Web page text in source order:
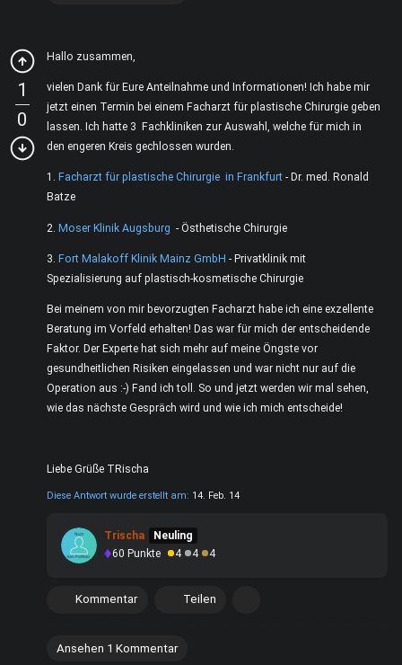
1
0
Hallo zusammen,
vielen Dank für Eure Anteilnahme und Informationen! Ich habe mir
jetzt einen Termin bei einem Facharzt für plastische Chirurgie geben
lassen. Ich hatte 3 Fachkliniken zur Auswahl, welche für mich in
den engeren Kreis gechlossen wurden.
1. Facharzt für plastische Chirurgie in Frankfurt - Dr. med. Ronald
Batze
2. Moser Klinik Augsburg - Östhetische Chirurgie
3. Fort Malakoff Klinik Mainz GmbH - Privatklinik mit
Spezialisierung auf plastisch-kosmetische Chirurgie
Bei meinem von mir bevorzugten Facharzt habe ich eine exzellente
Beratung im Vorfeld erhalten! Das war für mich der entscheidende
Faktor. Der Experte hat sich mehr auf meine Öngste vor
gesundheitlichen Risiken eingelassen und war nicht nur auf die
Operation aus :-) Fand ich toll. So und jetzt werden wir mal sehen,
wie das nächste Gespräch wird und wie ich mich entscheide!
Liebe Grüße TRischa
Diese Antwort wurde erstellt am: 14. Feb. 14
Trischa
Neuling
60 Punkte 4 4 4
Kommentar Teilen
Ansehen 1 Kommentar